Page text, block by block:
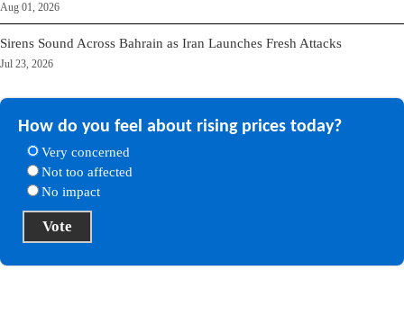
Aug 01, 2026
Sirens Sound Across Bahrain as Iran Launches Fresh Attacks
Jul 23, 2026
How do you feel about rising prices today?
Very concerned
Not too affected
No impact